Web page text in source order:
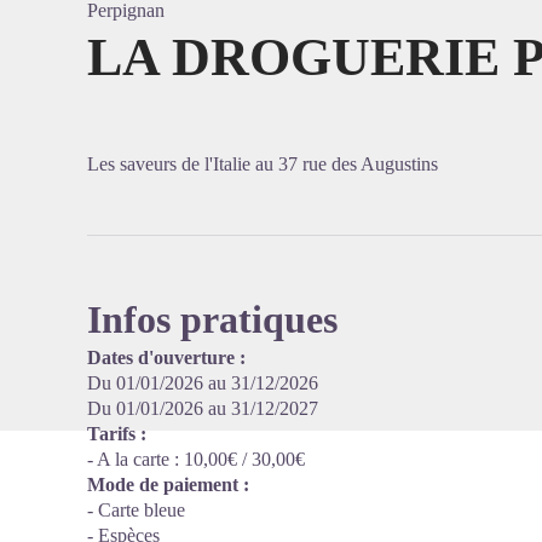
Perpignan
LA DROGUERIE
Les saveurs de l'Italie au 37 rue des Augustins
Infos pratiques
Dates d'ouverture :
Du 01/01/2026 au 31/12/2026
Du 01/01/2026 au 31/12/2027
Tarifs :
- A la carte : 10,00€ / 30,00€
Mode de paiement :
- Carte bleue
- Espèces